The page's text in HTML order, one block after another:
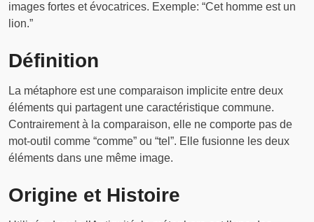
images fortes et évocatrices. Exemple: “Cet homme est un
lion.”
Définition
La métaphore est une comparaison implicite entre deux
éléments qui partagent une caractéristique commune.
Contrairement à la comparaison, elle ne comporte pas de
mot-outil comme “comme” ou “tel”. Elle fusionne les deux
éléments dans une même image.
Origine et Histoire